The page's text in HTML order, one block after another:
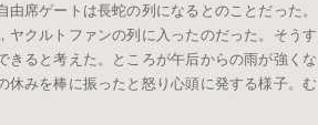
席ゲートは長蛇の列になるとのことだった。
クルトファンの列に入ったのだった。そうす
ると考えた。ところが午后からの雨が強くな
休みを棒に振ったと怒り心頭に発する様子。む